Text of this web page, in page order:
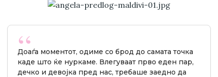
Доаѓа моментот, одиме со брод до самата точка
каде што ќе нуркаме. Влегуваат прво еден пар,
дечко и девојка пред нас, требаше заедно да